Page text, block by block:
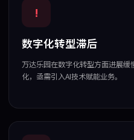
!
数字化转型滞后
万达乐园在数字化转型方面进展
化，亟需引入AI技术赋能业务。